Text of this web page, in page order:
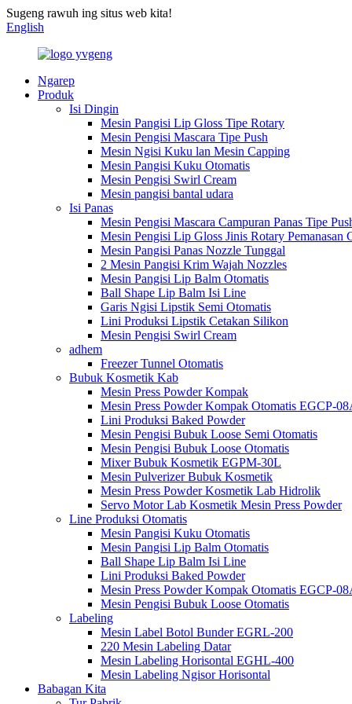
Sugeng rawuh ing situs web kita!
English
Ngarep
Produk
Isi Dingin
Mesin Pangisi Lip Gloss Tipe Rotary
Mesin Pengisi Mascara Tipe Push
Mesin Ngisi Kuku lan Mesin Capping
Mesin Pangisi Kuku Otomatis
Mesin Pengisi Swirl Cream
Mesin pangisi bantal udara
Isi Panas
Mesin Pengisi Mascara Campuran Panas Tipe
Mesin Pengisi Lip Gloss Jinis Rotary Pemanasan
Mesin Pangisi Panas Nozzle Tunggal
2 Mesin Pangisi Krim Wajah Nozzles
Mesin Pangisi Lip Balm Otomatis
Ball Shape Lip Balm Isi Line
Garis Ngisi Lipstik Semi Otomatis
Lini Produksi Lipstik Cetakan Silikon
Mesin Pengisi Swirl Cream
adhem
Freezer Tunnel Otomatis
Bubuk Kosmetik Kab
Mesin Press Powder Kompak
Mesin Press Powder Kompak Otomatis EGCP-
Lini Produksi Baked Powder
Mesin Pengisi Bubuk Loose Semi Otomatis
Mesin Pengisi Bubuk Loose Otomatis
Mixer Bubuk Kosmetik EGPM-30L
Mesin Pulverizer Bubuk Kosmetik
Mesin Press Powder Kosmetik Lab Hidrolik
Servo Motor Lab Kosmetik Mesin Press Powder
Line Produksi Otomatis
Mesin Pangisi Kuku Otomatis
Mesin Pangisi Lip Balm Otomatis
Ball Shape Lip Balm Isi Line
Lini Produksi Baked Powder
Mesin Press Powder Kompak Otomatis EGCP-
Mesin Pengisi Bubuk Loose Otomatis
Labeling
Mesin Label Botol Bunder EGRL-200
220 Mesin Labeling Datar
Mesin Labeling Horisontal EGHL-400
Mesin Labeling Ngisor Horisontal
Babagan Kita